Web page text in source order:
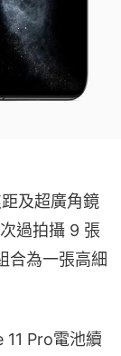
及超廣角鏡
過拍攝 9 張
合為一張高細
Pro電池續